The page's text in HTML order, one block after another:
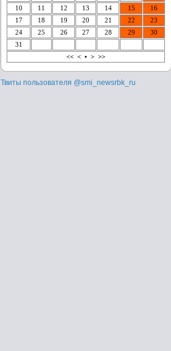
10
11 12 13 14 15
16
17
18 19 20 21 22
23
24
25 26 27 28 29
30
31
<< < • > >>
Твиты пользователя @smi_newsrbk_ru